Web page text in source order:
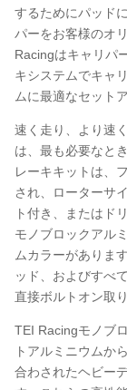
するためにパッド
パーをお客様のオ
Racingはキャリパ
キシステムでキャ
ムに最適なセット
速く走り、より速
は、最も必要なと
レーキキットは、
され、ローターサ
ト付き、またはド
モノブロックアル
ムカラーがありま
ッド、およびすべ
直接ボルトオン取
TEI Racingモノブ
トアルミニウムか
合わされたヘビー